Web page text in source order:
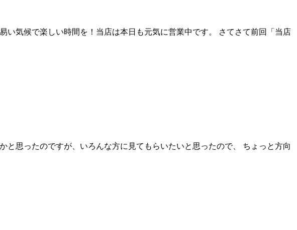
気候で楽しい時間を！当店は本日も元気に営業中です。 さてさて前回「当店
思ったのですが、いろんな方に見てもらいたいと思ったので、 ちょっと方向